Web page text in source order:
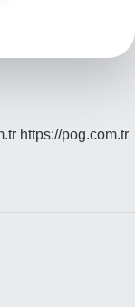
https://pog.com.tr